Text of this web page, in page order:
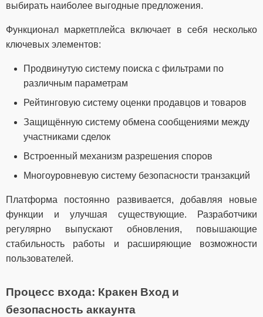
выбирать наиболее выгодные предложения.
Функционал маркетплейса включает в себя несколько
ключевых элементов:
Продвинутую систему поиска с фильтрами по
различным параметрам
Рейтинговую систему оценки продавцов и товаров
Защищённую систему обмена сообщениями между
участниками сделок
Встроенный механизм разрешения споров
Многоуровневую систему безопасности транзакций
Платформа постоянно развивается, добавляя новые
функции и улучшая существующие. Разработчики
регулярно выпускают обновления, повышающие
стабильность работы и расширяющие возможности
пользователей.
Процесс входа: Кракен Вход и
безопасность аккаунта